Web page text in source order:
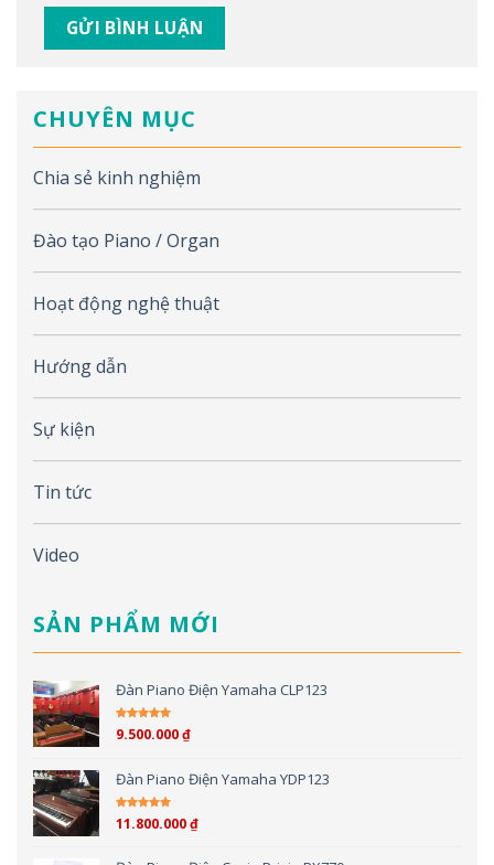
CHUYÊN MỤC
Chia sẻ kinh nghiệm
Đào tạo Piano / Organ
Hoạt động nghệ thuật
Hướng dẫn
Sự kiện
Tin tức
Video
SẢN PHẨM MỚI
Đàn Piano Điện Yamaha CLP123
Được xếp hạng
9.500.000₫
Đàn Piano Điện Yamaha YDP123
Được xếp hạng
11.800.000₫